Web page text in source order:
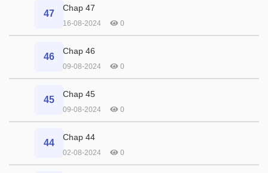
47
Chap 47
16-08-2024 0
46
Chap 46
09-08-2024 0
45
Chap 45
09-08-2024 0
44
Chap 44
02-08-2024 0